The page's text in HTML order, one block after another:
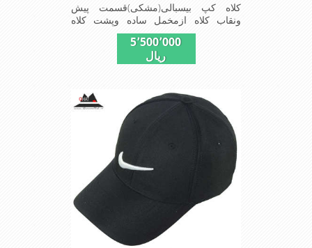
کلاه کپ بیسبالی(مشکی)قسمت پیش
ونقاب کلاه ازمخمل ساده وپشت کلاه
ازپارچه توری دوخته شدکه با بندگیرپشت
کلاه ازسایز-56الی60-قابل استفاده است
شیک و مناسب افراد خوش پوش جنس
5٬500٬000
ریال